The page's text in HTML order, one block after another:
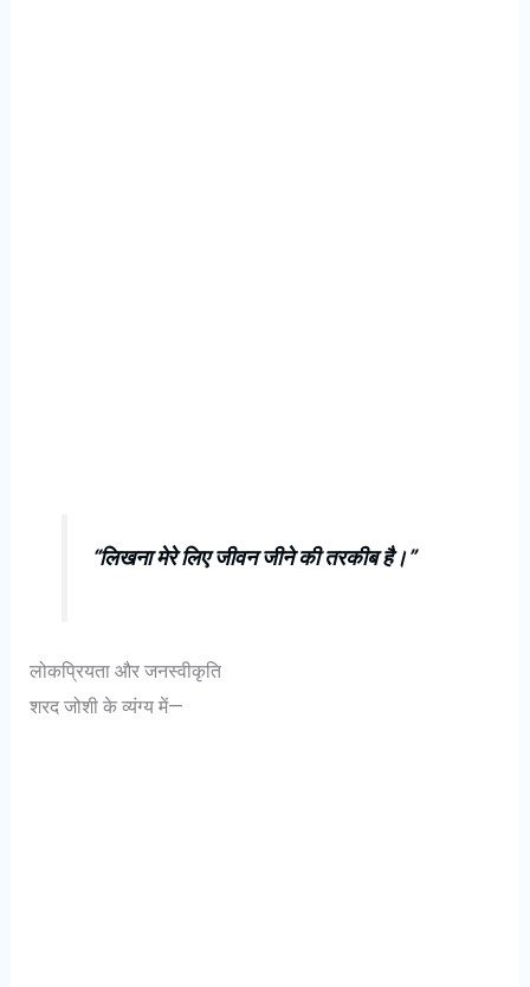
“लिखना मेरे लिए जीवन जीने की तरकीब है।”
लोकप्रियता और जनस्वीकृति
शरद जोशी के व्यंग्य में—